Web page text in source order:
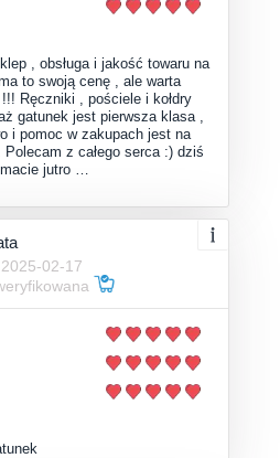
, obsługa i jakość towaru na
to swoją cenę , ale warta
Ręczniki , pościele i kołdry
gatunek jest pierwsza klasa ,
i pomoc w zakupach jest na
z całego serca :) dziś
jutro …
02-17